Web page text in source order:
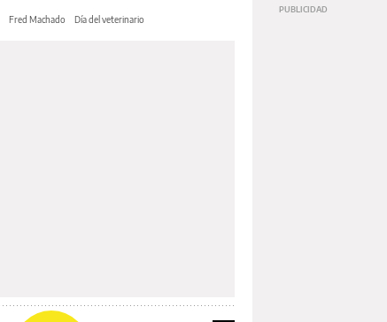
Fred Machado Día del veterinario